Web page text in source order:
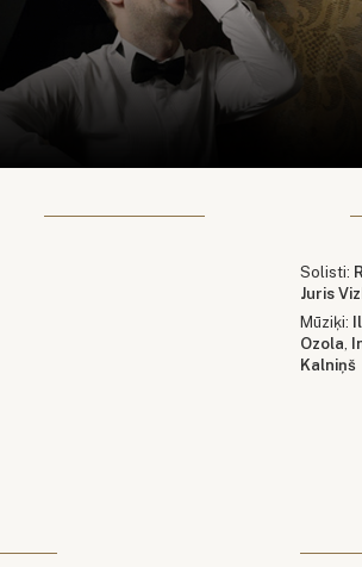
Solisti:
Juris
Mūziķi:
Ozola,
Kalniņš